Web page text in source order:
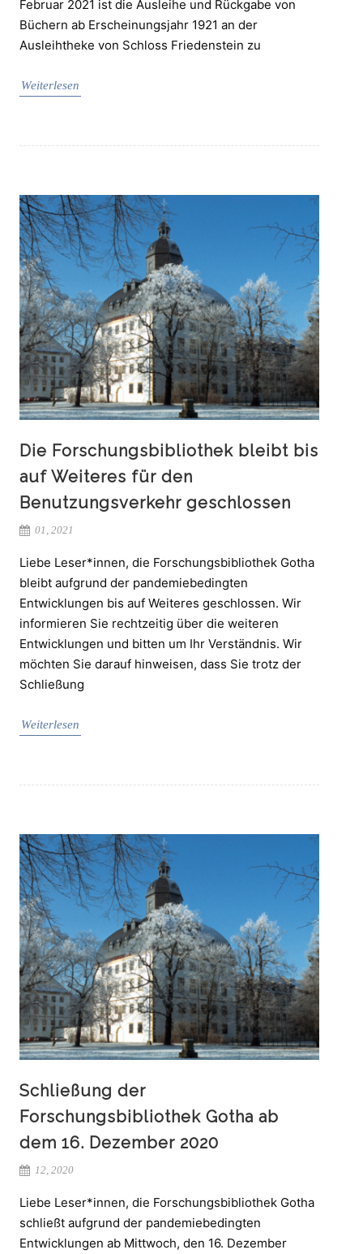
Februar 2021 ist die Ausleihe und Rückgabe von
Büchern ab Erscheinungsjahr 1921 an der
Ausleihtheke von Schloss Friedenstein zu
Weiterlesen
Die Forschungsbibliothek bleibt bis
auf Weiteres für den
Benutzungsverkehr geschlossen
01, 2021
Liebe Leser*innen, die Forschungsbibliothek Gotha
bleibt aufgrund der pandemiebedingten
Entwicklungen bis auf Weiteres geschlossen. Wir
informieren Sie rechtzeitig über die weiteren
Entwicklungen und bitten um Ihr Verständnis. Wir
möchten Sie darauf hinweisen, dass Sie trotz der
Schließung
Weiterlesen
Schließung der
Forschungsbibliothek Gotha ab
dem 16. Dezember 2020
12, 2020
Liebe Leser*innen, die Forschungsbibliothek Gotha
schließt aufgrund der pandemiebedingten
Entwicklungen ab Mittwoch, den 16. Dezember